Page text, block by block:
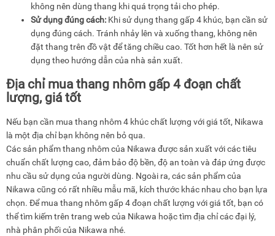
không nên dùng thang khi quá trọng tải cho phép.
Sử dụng đúng cách: Khi sử dụng thang gấp 4 khúc, bạn cần sử
dụng đúng cách. Tránh nhảy lên và xuống thang, không nên
đặt thang trên đồ vật để tăng chiều cao. Tốt hơn hết là nên sử
dụng theo hướng dẫn của nhà sản xuất.
Địa chỉ mua thang nhôm gấp 4 đoạn chất
lượng, giá tốt
Nếu bạn cần mua thang nhôm 4 khúc chất lượng với giá tốt, Nikawa
là một địa chỉ bạn không nên bỏ qua.
Các sản phẩm thang nhôm của Nikawa được sản xuất với các tiêu
chuẩn chất lượng cao, đảm bảo độ bền, độ an toàn và đáp ứng được
nhu cầu sử dụng của người dùng. Ngoài ra, các sản phẩm của
Nikawa cũng có rất nhiều mẫu mã, kích thước khác nhau cho bạn lựa
chọn. Để mua thang nhôm gấp 4 đoạn chất lượng với giá tốt, bạn có
thể tìm kiếm trên trang web của Nikawa hoặc tìm địa chỉ các đại lý,
nhà phân phối của Nikawa nhé.